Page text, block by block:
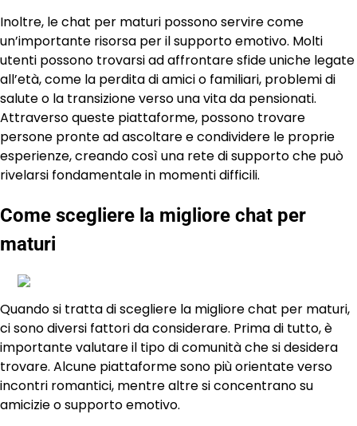
Inoltre, le chat per maturi possono servire come
un’importante risorsa per il supporto emotivo. Molti
utenti possono trovarsi ad affrontare sfide uniche legate
all’età, come la perdita di amici o familiari, problemi di
salute o la transizione verso una vita da pensionati.
Attraverso queste piattaforme, possono trovare
persone pronte ad ascoltare e condividere le proprie
esperienze, creando così una rete di supporto che può
rivelarsi fondamentale in momenti difficili.
Come scegliere la migliore chat per
maturi
Quando si tratta di scegliere la migliore chat per maturi,
ci sono diversi fattori da considerare. Prima di tutto, è
importante valutare il tipo di comunità che si desidera
trovare. Alcune piattaforme sono più orientate verso
incontri romantici, mentre altre si concentrano su
amicizie o supporto emotivo.